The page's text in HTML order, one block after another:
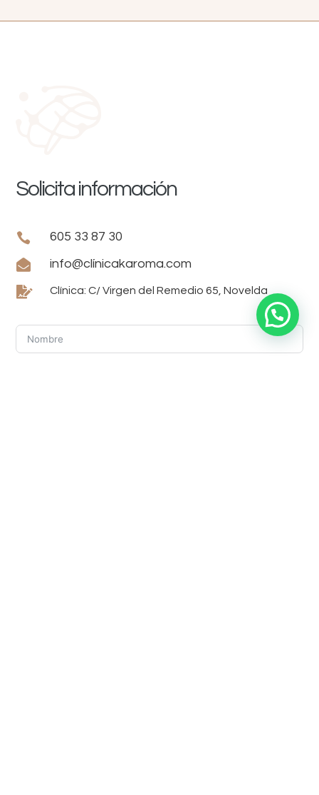
Solicita información
 605 33 87 30
 info@clínicakaroma.com
 Clínica: C/ Virgen del Remedio 65, Novelda